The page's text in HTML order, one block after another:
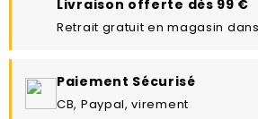
Livraison offerte dès 99 €
Retrait gratuit en magasin
Paiement Sécurisé
CB, Paypal, virement